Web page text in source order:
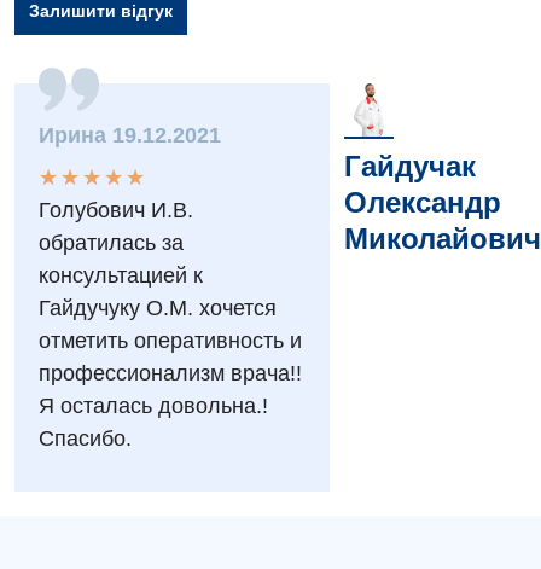
Вакансії
Заходи БПР
Інтернатура
Енциклопедія
Відгуки
Відео
Діагностика
Діагностичне відділення
Ендоскопічне відділення
Інструментальна діагностика
Рентгенографія
Для дорослих
Акушерство і гінекологія
Декларування
Залишити відгук
Ирина 19.12.2021
★
★
★
★
★
★ ★ ★ ★ ★
Голубович И.В.
обратилась за
консультацией к
Гайдучуку О.М. хочется
отметить оперативность и
профессионализм врача!!
Я осталась довольна.!
Спасибо.
Гайдучак
Олександр
Миколайович